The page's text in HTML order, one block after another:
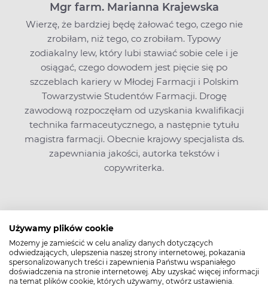
Używamy plików cookie
Możemy je zamieścić w celu analizy danych dotyczących
odwiedzających, ulepszenia naszej strony internetowej, pokazania
spersonalizowanych treści i zapewnienia Państwu wspaniałego
doświadczenia na stronie internetowej. Aby uzyskać więcej informacji
na temat plików cookie, których używamy, otwórz ustawienia.
Mgr farm. Marianna Krajewska
Wierzę, że bardziej będę żałować tego, czego nie
zrobiłam, niż tego, co zrobiłam. Typowy
zodiakalny lew, który lubi stawiać sobie cele i je
osiągać, czego dowodem jest pięcie się po
szczeblach kariery w Młodej Farmacji i Polskim
Towarzystwie Studentów Farmacji. Drogę
zawodową rozpoczęłam od uzyskania kwalifikacji
technika farmaceutycznego, a następnie tytułu
magistra farmacji. Obecnie krajowy specjalista ds.
zapewniania jakości, autorka tekstów i
copywriterka.
Zobacz także